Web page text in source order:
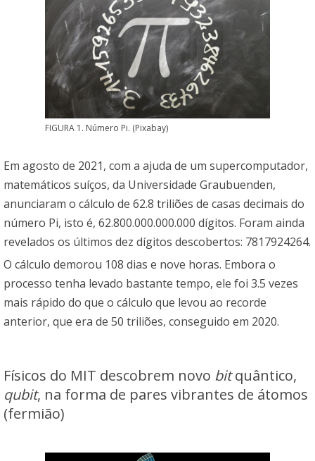
FIGURA 1. Número Pi. (Pixabay)
Em agosto de 2021, com a ajuda de um supercomputador,
matemáticos suíços, da Universidade Graubuenden,
anunciaram o cálculo de 62.8 triliões de casas decimais do
número Pi, isto é, 62.800.000.000.000 dígitos. Foram ainda
revelados os últimos dez dígitos descobertos: 7817924264.
O cálculo demorou 108 dias e nove horas. Embora o
processo tenha levado bastante tempo, ele foi 3.5 vezes
mais rápido do que o cálculo que levou ao recorde
anterior, que era de 50 triliões, conseguido em 2020.
Físicos do MIT descobrem novo bitquântico,
qubit, na forma de pares vibrantes de átomos
(fermião)